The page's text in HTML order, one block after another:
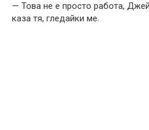
— Това не е просто работа,
каза тя, гледайки ме.